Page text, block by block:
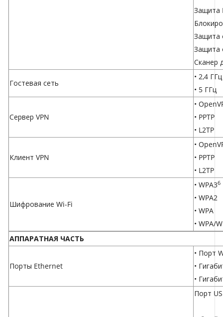
Защита
Защита
Защита
Сканер
Гостевая сеть
• 2,4 ГГц
• 5 ГГц
Сервер VPN
•
• PPTP
• L2TP
Клиент VPN
•
• PPTP
• L2TP
Шифрование Wi-Fi
• WPA36
• WPA2
• WPA
• WPA/
АППАРАТНАЯ ЧАСТЬ
Порты Ethernet
• Порт
•
•
Порт